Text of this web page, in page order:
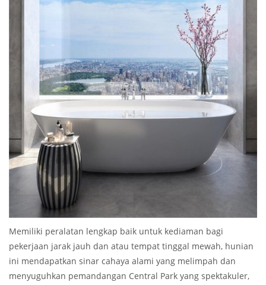
Memiliki peralatan lengkap baik untuk kediaman bagi
pekerjaan jarak jauh dan atau tempat tinggal mewah, hunian
ini mendapatkan sinar cahaya alami yang melimpah dan
menyuguhkan pemandangan Central Park yang spektakuler,